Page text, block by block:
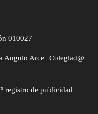
010027
Angulo Arce | Colegiad@
registro de publicidad